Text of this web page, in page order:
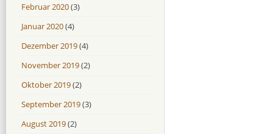
Februar 2020(3)
Januar 2020(4)
Dezember 2019(4)
November 2019(2)
Oktober 2019(2)
September 2019(3)
August 2019(2)